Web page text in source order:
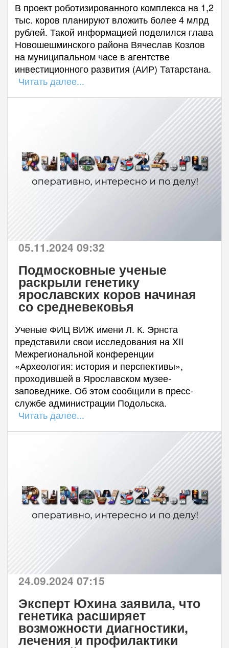
В проект роботизированного комплекса на 1,2
тыс. коров планируют вложить более 4 млрд
рублей. Такой информацией поделился глава
Новошешминского района Вячеслав Козлов
на муниципальном часе в агентстве
инвестиционного развития (АИР) Татарстана.
Читать далее...
05.11.2024 09:32
Подмосковные ученые
раскрыли генетику
ярославских коров начиная
со средневековья
Ученые ФИЦ ВИЖ имени Л. К. Эрнста
представили свои исследования на XII
Межрегиональной конференции
«Археология: история и перспективы»,
проходившей в Ярославском музее-
заповеднике. Об этом сообщили в пресс-
службе администрации Подольска.
Читать далее...
24.09.2024 07:15
Эксперт Юхина заявила, что
генетика расширяет
возможности диагностики,
лечения и профилактики